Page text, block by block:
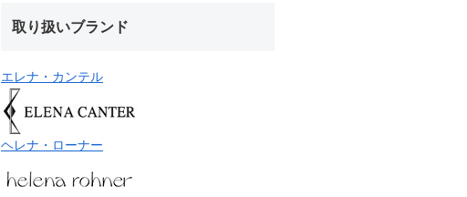
取り扱いブランド
エレナ・カンテル
ヘレナ・ローナー